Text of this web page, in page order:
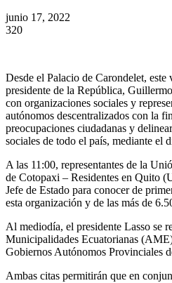
junio 17, 2022
320
Desde el Palacio de Carondelet, este
presidente de la República,
con organizaciones sociales y
autónomos descentralizados con la
preocupaciones ciudadanas y
sociales de todo el país, mediante el
A las 11:00, representantes de la
de Cotopaxi – Residentes en Quito
Jefe de Estado para conocer de
esta organización y de las más de
Al mediodía, el presidente Lasso se
Municipalidades Ecuatorianas
Gobiernos Autónomos Provinciales
Ambas citas permitirán que en